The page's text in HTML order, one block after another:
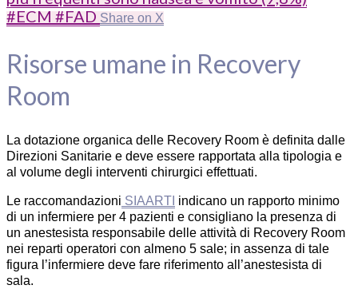
#ECM #FAD Share on X
Risorse umane in Recovery
Room
La dotazione organica delle Recovery Room è definita dalle
Direzioni Sanitarie e deve essere rapportata alla tipologia e
al volume degli interventi chirurgici effettuati.
Le raccomandazioni SIAARTI indicano un rapporto minimo
di un infermiere per 4 pazienti e consigliano la presenza di
un anestesista responsabile delle attività di Recovery Room
nei reparti operatori con almeno 5 sale; in assenza di tale
figura l’infermiere deve fare riferimento all’anestesista di
sala.